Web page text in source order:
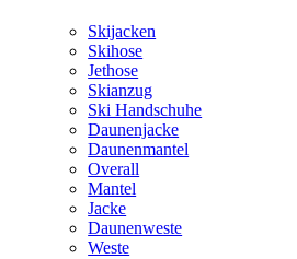
Skijacken
Skihose
Jethose
Skianzug
Ski Handschuhe
Daunenjacke
Daunenmantel
Overall
Mantel
Jacke
Daunenweste
Weste